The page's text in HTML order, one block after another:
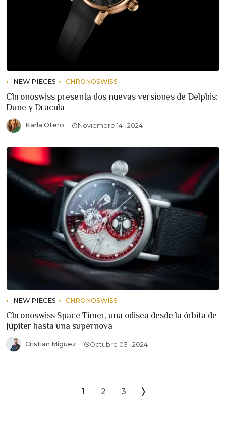
NEW PIECES CHRONOSWISS
Chronoswiss presenta dos nuevas versiones de Delphis:
Dune y Dracula
Karla Otero Noviembre 14 , 2024
NEW PIECES CHRONOSWISS
Chronoswiss Space Timer, una odisea desde la órbita de
Júpiter hasta una supernova
Cristian Miguez Octubre 03 , 2024
1 2 3